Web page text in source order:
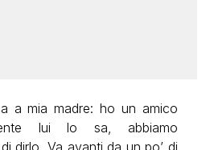
a mia madre: ho un amico
lui lo sa, abbiamo